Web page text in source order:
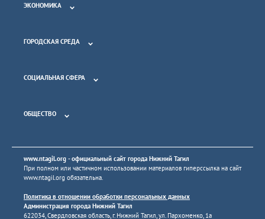
ЭКОНОМИКА
ГОРОДСКАЯ СРЕДА
СОЦИАЛЬНАЯ СФЕРА
ОБЩЕСТВО
www.ntagil.org - официальный сайт города Нижний Тагил
При полном или частичном использовании материалов гиперссылка на сайт
www.ntagil.org обязательна.
Политика в отношении обработки персональных данных
Администрация города Нижний Тагил
622034, Свердловская область, г. Нижний Тагил, ул. Пархоменко, 1а